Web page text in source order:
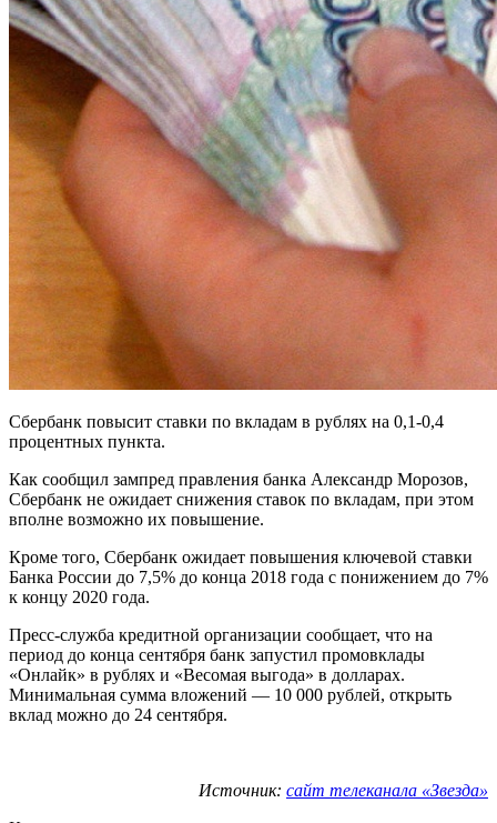
Сбербанк повысит ставки по вкладам в рублях на 0,1-0,4
процентных пункта.
Как сообщил зампред правления банка Александр Морозов,
Сбербанк не ожидает снижения ставок по вкладам, при этом
вполне возможно их повышение.
Кроме того, Сбербанк ожидает повышения ключевой ставки
Банка России до 7,5% до конца 2018 года с понижением до 7%
к концу 2020 года.
Пресс-служба кредитной организации сообщает, что на
период до конца сентября банк запустил промовклады
«Онлайк» в рублях и «Весомая выгода» в долларах.
Минимальная сумма вложений — 10 000 рублей, открыть
вклад можно до 24 сентября.
Источник: сайт телеканала «Звезда»